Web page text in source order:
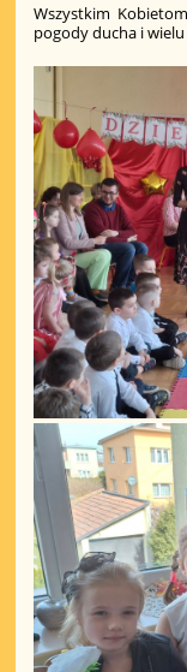
Wszystkim
pogody ducha i